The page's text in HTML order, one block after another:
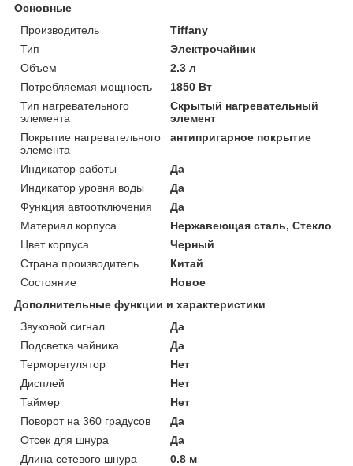
Основные
Производитель
Tiffany
Тип
Электрочайник
Объем
2.3 л
Потребляемая мощность
1850 Вт
Тип нагревательного
элемента
Скрытый нагревательный
элемент
Покрытие нагревательного
элемента
антипригарное покрытие
Индикатор работы
Да
Индикатор уровня воды
Да
Функция автоотключения
Да
Материал корпуса
Нержавеющая сталь, Стекло
Цвет корпуса
Черный
Страна производитель
Китай
Состояние
Новое
Дополнительные функции и характеристики
Звуковой сигнал
Да
Подсветка чайника
Да
Терморегулятор
Нет
Дисплей
Нет
Таймер
Нет
Поворот на 360 градусов
Да
Отсек для шнура
Да
Длина сетевого шнура
0.8 м